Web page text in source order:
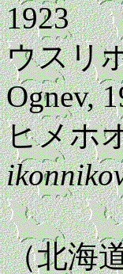
1923
ウスリ
Ognev,
ヒメホ
エ
（北海